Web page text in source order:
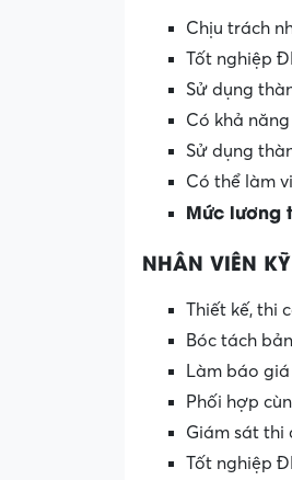
Chịu trách
Tốt nghiệp
Sử dụng
Có khả
Sử dụng
Có thể làm
Mức lương
NHÂN VIÊN
Thiết kế, thi
Bóc tách
Làm báo
Phối hợp
Giám sát thi
Tốt nghiệp